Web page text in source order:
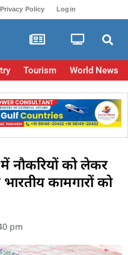
Privacy Policy Login
Tourism World News
नौकरियों को लेकर
कामगारों को
pm